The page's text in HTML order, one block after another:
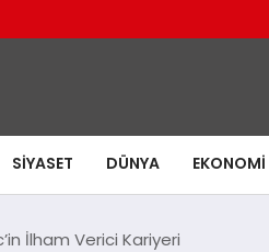
SIYASET DÜNYA EKONOMI
İlham Verici Kariyeri